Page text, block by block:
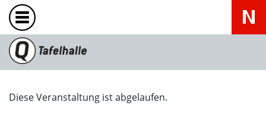
Diese Veranstaltung ist abgelaufen.